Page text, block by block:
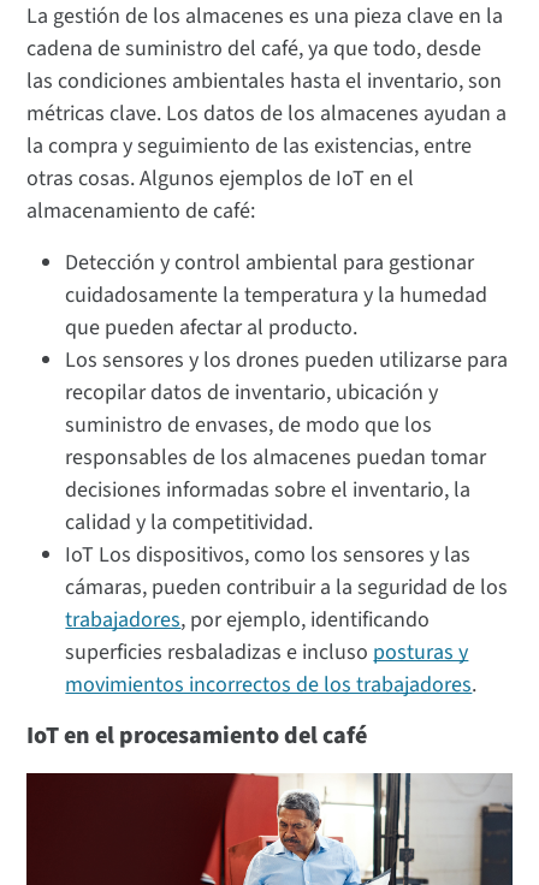
La gestión de los almacenes es una pieza clave en la
cadena de suministro del café, ya que todo, desde
las condiciones ambientales hasta el inventario, son
métricas clave. Los datos de los almacenes ayudan a
la compra y seguimiento de las existencias, entre
otras cosas. Algunos ejemplos de IoT en el
almacenamiento de café:
Detección y control ambiental para gestionar
cuidadosamente la temperatura y la humedad
que pueden afectar al producto.
Los sensores y los drones pueden utilizarse para
recopilar datos de inventario, ubicación y
suministro de envases, de modo que los
responsables de los almacenes puedan tomar
decisiones informadas sobre el inventario, la
calidad y la competitividad.
IoT Los dispositivos, como los sensores y las
cámaras, pueden contribuir a la seguridad de los
trabajadores, por ejemplo, identificando
superficies resbaladizas e inclusoposturas y
movimientos incorrectos de los trabajadores.
IoT en el procesamiento del café